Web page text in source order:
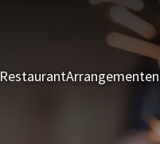
RestaurantArrangementen